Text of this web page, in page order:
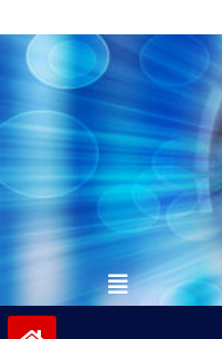
to
contentvinivida.lk